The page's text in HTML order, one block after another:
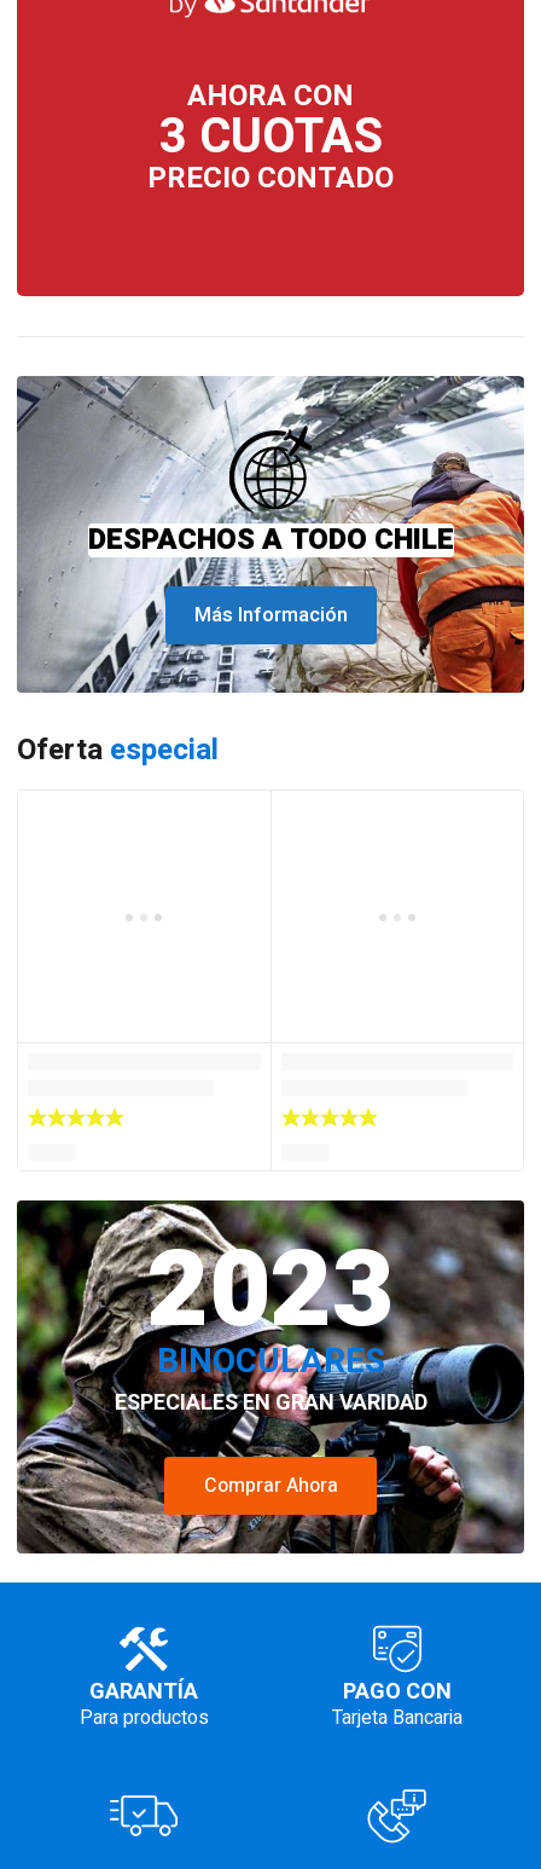
AHORA CON
3 CUOTAS
PRECIO CONTADO
DESPACHOS A TODO CHILE
Más Información
Oferta especial
2023
BINOCULARES
ESPECIALES EN GRAN VARIDAD
Comprar Ahora
GARANTÍA
Para productos
PAGO CON
Tarjeta Bancaria